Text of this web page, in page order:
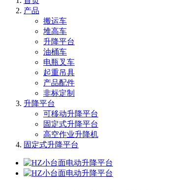
产品
搬运车
堆高车
升降平台
油桶车
电瓶叉车
起重吊具
产品配件
非标定制
升降平台
可移动升降平台
固定式升降平台
高空作业升降机
固定式升降平台